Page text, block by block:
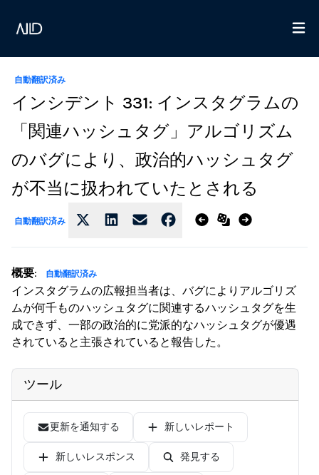
自動翻訳済み
インシデント 331: インスタグラムの
「関連ハッシュタグ」アルゴリズム
のバグにより、政治的ハッシュタグ
が不当に扱われていたとされる
自動翻訳済み
概要: 自動翻訳済み
インスタグラムの広報担当者は、バグによりアルゴリズ
ムが何千ものハッシュタグに関連するハッシュタグを生
成できず、一部の政治的に党派的なハッシュタグが優遇
されていると主張されていると報告した。
ツール
更新を通知する 新しいレポート
新しいレスポンス 発見する